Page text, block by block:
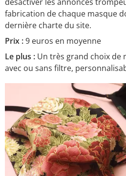
fabrication de chaque masque
dernière charte du site.
Prix :9 euros en moyenne
Le plus : Un très grand choix de
avec ou sans filtre,